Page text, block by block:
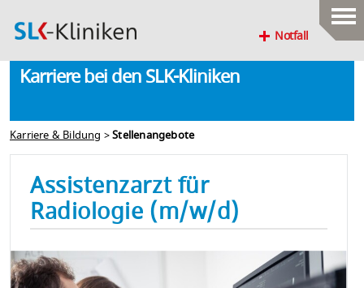
Notfall
Karriere bei den SLK-Kliniken
Karriere & Bildung >Stellenangebote
Assistenzarzt für
Radiologie (m/w/d)